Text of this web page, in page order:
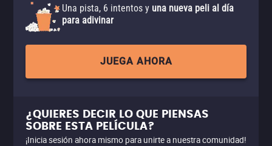
Una pista, 6 intentos y una nueva peli al día
para adivinar
JUEGA AHORA
¿QUIERES DECIR LO QUE PIENSAS
SOBRE ESTA PELÍCULA?
¡Inicia sesión ahora mismo para unirte a nuestra comunidad!